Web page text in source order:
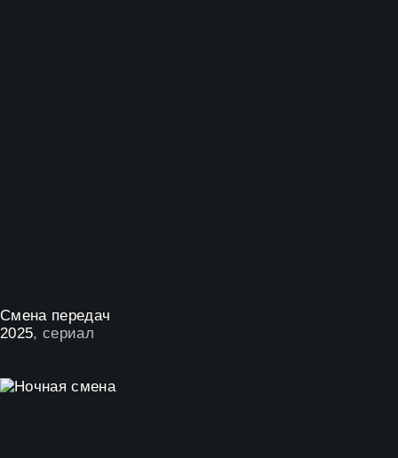
Смена передач
2025, сериал